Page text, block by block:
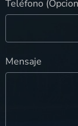
Teléfono
Mensaje